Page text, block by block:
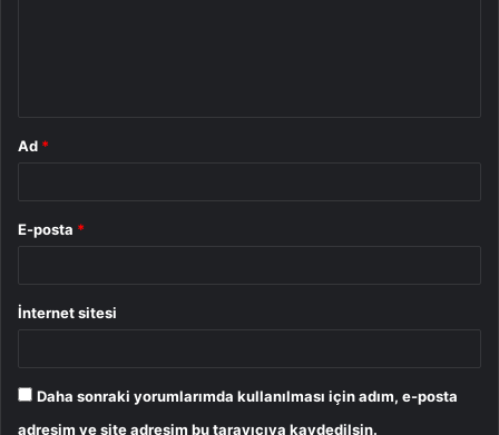
Ad *
E-posta *
İnternet sitesi
Daha sonraki yorumlarımda kullanılması için adım, e-posta
adresim ve site adresim bu tarayıcıya kaydedilsin.